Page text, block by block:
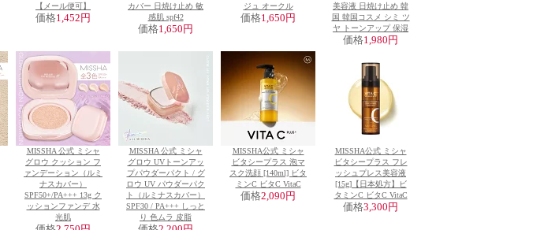
【メール便可】
価格1,452円
カバー 日焼け止め 敏
感肌 spf42
価格1,650円
ジュ オークル
価格1,650円
美容液 日焼け止め 韓
国 韓国コスメ シミ ツ
ヤ トーンアップ 保湿
価格1,980円
MISSHA 公式 ミシャ
グロウ クッション フ
ァンデーション（ルミ
ナスカバー）
SPF50+/PA+++ 13g ク
ッションファンデ 水
光肌
MISSHA 公式 ミシャ
グロウ UVトーンアッ
プパウダーパクト / グ
ロウ UV パウダーパク
ト（ルミナスカバー）
SPF30 / PA+++ しっと
り 色ムラ 皮脂
MISSHA公式 ミシャ
ビタシープラス 泡マ
スク洗顔 [140ml] ビタ
ミンC ビタC VitaC
価格2,090円
MISSHA公式 ミシャ
ビタシープラス フレ
ッシュプレス美容液
[15g]【日本処方】ビ
タミンC ビタC VitaC
価格3,300円